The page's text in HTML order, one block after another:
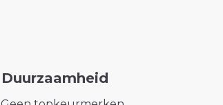
Duurzaamheid